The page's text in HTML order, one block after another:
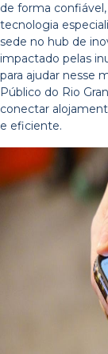
de forma
tecnologia
sede no hub de
impactado pelas
para ajudar nesse
Público do Rio
conectar
e eficiente.